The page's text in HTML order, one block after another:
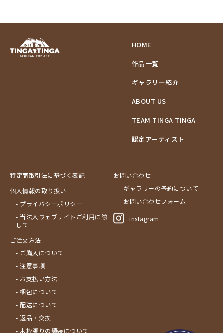
HOME
作品一覧
ギャラリー紹介
ABOUT US
TEAM TINGA TINGA
認定アーティスト
特定商取引法に基づく表記
個人情報の取り扱い
- プライバシーポリシー
- 当法人ウェブサイトご利用に際
して
ご注文方法
- ご購入について
- 注意事項
- お支払い方法
- 梱包について
- 配送について
- 返品・交換
- 木枠張りの額装について
お問い合わせ
- ギャラリーの予約について
- お問い合わせフォーム
instagram